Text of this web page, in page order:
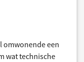
omwonende een
wat technische